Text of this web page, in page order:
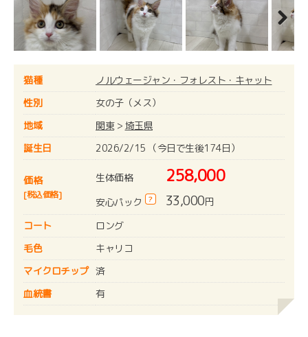
Next
猫種
ノルウェージャン・フォレスト・キャット
性別
女の子（メス）
地域
関東> 埼玉県
誕生日
2026/2/15 （今日で生後174日）
価格
[税込価格]
生体価格 258,000
安心パック ? 33,000円
コート
ロング
毛色
キャリコ
マイクロチップ 済
血統書
有